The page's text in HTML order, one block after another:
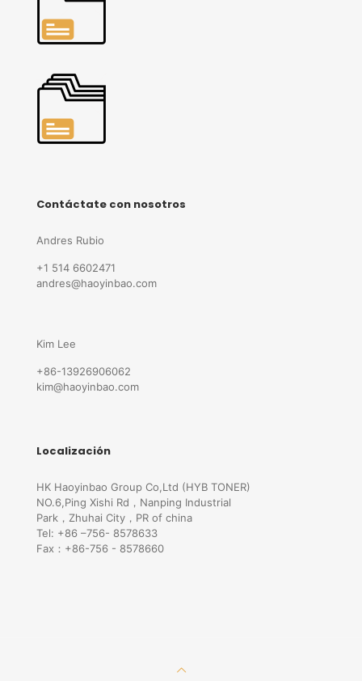
Contáctate con nosotros
Andres Rubio
+1 514 6602471
andres@haoyinbao.com
Kim Lee
+86-13926906062
kim@haoyinbao.com
Localización
HK Haoyinbao Group Co,Ltd (HYB TONER)
NO.6,Ping Xishi Rd，Nanping Industrial
Park，Zhuhai City，PR of china
Tel: +86 –756- 8578633
Fax：+86-756 - 8578660